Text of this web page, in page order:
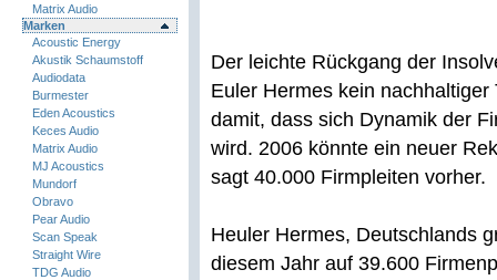
Matrix Audio
Marken
Acoustic Energy
Akustik Schaumstoff
Audiodata
Burmester
Eden Acoustics
Keces Audio
Matrix Audio
MJ Acoustics
Mundorf
Obravo
Pear Audio
Scan Speak
Straight Wire
TDG Audio
Der leichte Rückgang der
Euler Hermes kein
damit, dass sich Dynamik der
wird. 2006 könnte ein neuer
sagt 40.000 Firmpleiten vorher.
Heuler Hermes, Deutschlands
diesem Jahr auf 39.600